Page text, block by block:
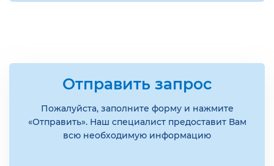
Отправить запрос
Пожалуйста, заполните форму и нажмите
«Отправить». Наш специалист предоставит Вам
всю необходимую информацию